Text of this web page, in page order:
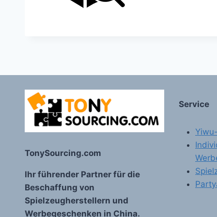
TonySourcing.com
Ihr führender Partner für die
Beschaffung von
Spielzeugherstellern und
Werbegeschenken in China.
Service